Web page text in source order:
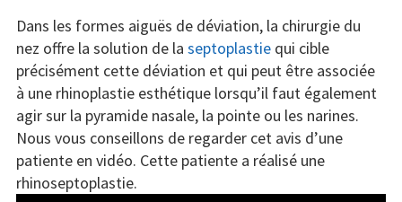
Dans les formes aiguës de déviation, la chirurgie du
nez offre la solution de la septoplastiequi cible
précisément cette déviation et qui peut être associée
à une rhinoplastie esthétique lorsqu’il faut également
agir sur la pyramide nasale, la pointe ou les narines.
Nous vous conseillons de regarder cet avis d’une
patiente en vidéo. Cette patiente a réalisé une
rhinoseptoplastie.